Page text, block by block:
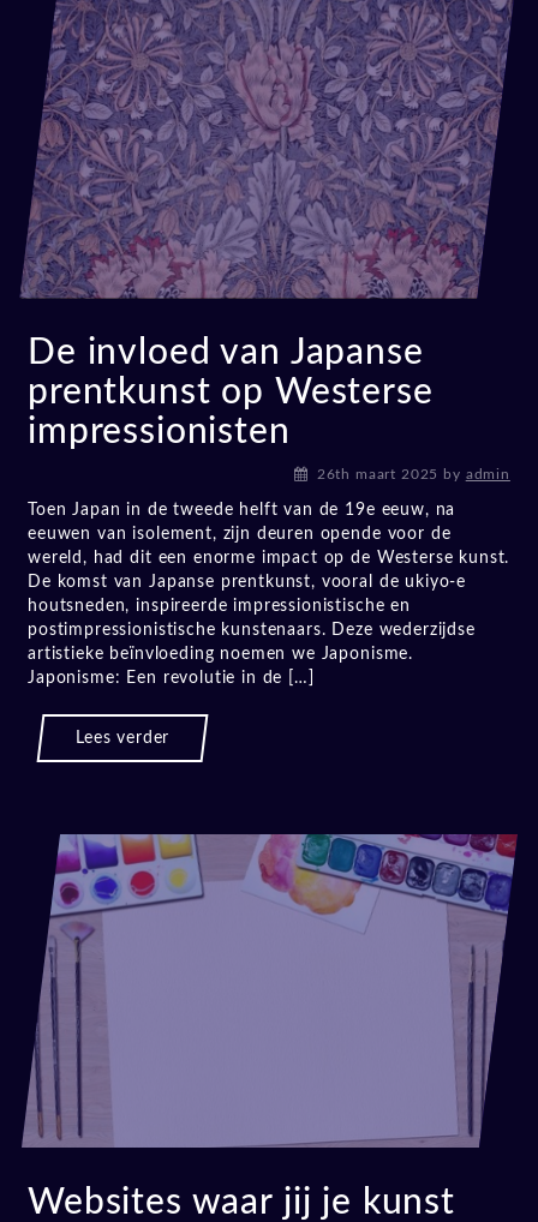
De invloed van Japanse
prentkunst op Westerse
impressionisten
26th maart 2025 by admin
Toen Japan in de tweede helft van de 19e eeuw, na
eeuwen van isolement, zijn deuren opende voor de
wereld, had dit een enorme impact op de Westerse kunst.
De komst van Japanse prentkunst, vooral de ukiyo-e
houtsneden, inspireerde impressionistische en
postimpressionistische kunstenaars. Deze wederzijdse
artistieke beïnvloeding noemen we Japonisme.
Japonisme: Een revolutie in de […]
Lees verder
Websites waar jij je kunst